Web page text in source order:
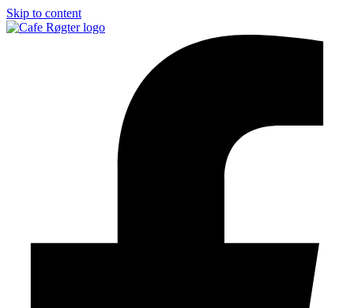
Skip to content